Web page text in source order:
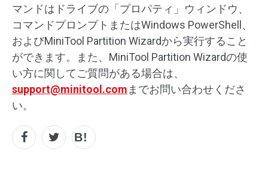
マンドはドライブの「プロパティ」ウィンドウ、
コマンドプロンプトまたはWindows PowerShell、
およびMiniTool Partition Wizardから実行すること
ができます。また、MiniTool Partition Wizardの使
い方に関してご質問がある場合は、
support@minitool.com までお問い合わせくださ
い。